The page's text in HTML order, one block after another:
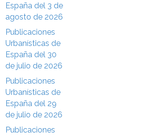
España del 3 de
agosto de 2026
Publicaciones
Urbanísticas de
España del 30
de julio de 2026
Publicaciones
Urbanísticas de
España del 29
de julio de 2026
Publicaciones